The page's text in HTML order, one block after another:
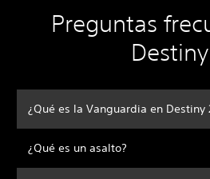
Preguntas
¿Qué es la Vanguardia en Destiny
¿Qué es un asalto?